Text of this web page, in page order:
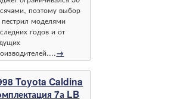
поэтому выбор
пестрил моделями
годов и от
→
Toyota Caldina
7а LB